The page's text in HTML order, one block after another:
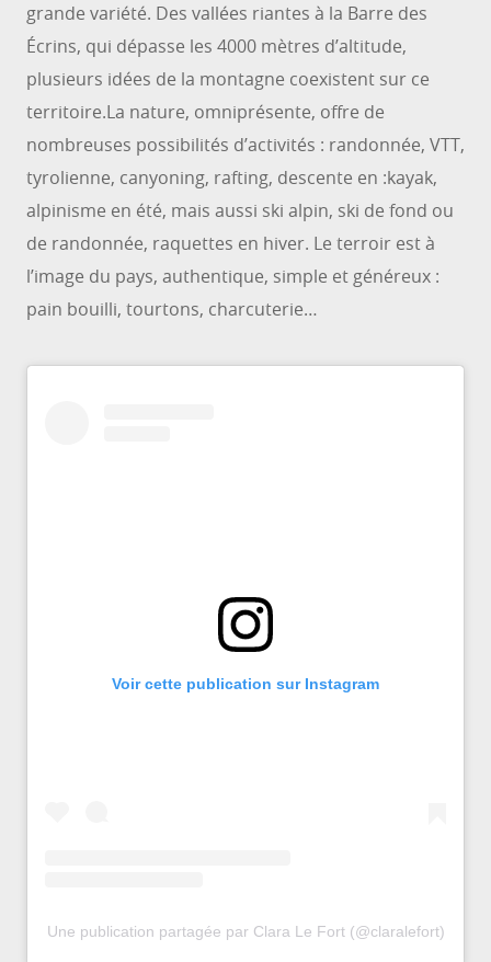
grande variété. Des vallées riantes à la Barre des
Écrins, qui dépasse les 4000 mètres d’altitude,
plusieurs idées de la montagne coexistent sur ce
territoire.La nature, omniprésente, offre de
nombreuses possibilités d’activités : randonnée, VTT,
tyrolienne, canyoning, rafting, descente en :kayak,
alpinisme en été, mais aussi ski alpin, ski de fond ou
de randonnée, raquettes en hiver. Le terroir est à
l’image du pays, authentique, simple et généreux :
pain bouilli, tourtons, charcuterie…
Voir cette publication sur Instagram
Une publication partagée par Clara Le Fort (@claralefort)